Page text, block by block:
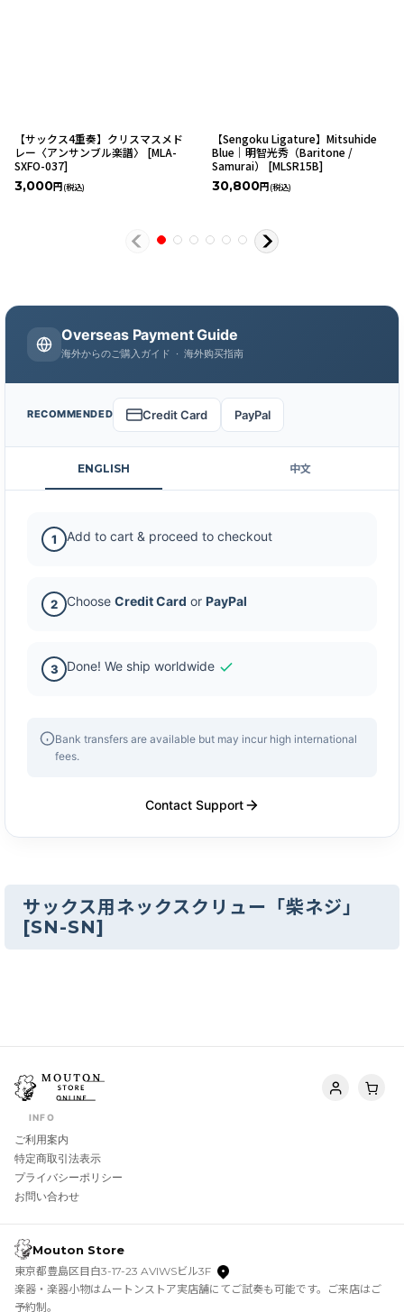
サックス用ネックスクリュー「柴ネジ」
[SN-SN]
【サックス4重奏】クリスマスメド
レー〈アンサンブル楽譜〉
[MLA-
SXFO-037]
3,000円 (税込)
【Sengoku Ligature】Mitsuhide
Blue｜明智光秀（Baritone /
Samurai）
[MLSR15B]
30,800円 (税込)
Overseas Payment Guide
海外からのご購入ガイド · 海外购买指南
RECOMMENDED Credit Card PayPal
ENGLISH 中文
1 Add to cart & proceed to checkout
2 Choose Credit Card or PayPal
3 Done! We ship worldwide
Bank transfers are available but may incur high international
fees.
Contact Support
INFO
ご利用案内
特定商取引法表示
プライバシーポリシー
お問い合わせ
Mouton Store
東京都豊島区目白3-17-23 AVIWSビル3F
楽器・楽器小物はムートンストア実店舗にてご試奏も可能です。ご来店はご
予約制。